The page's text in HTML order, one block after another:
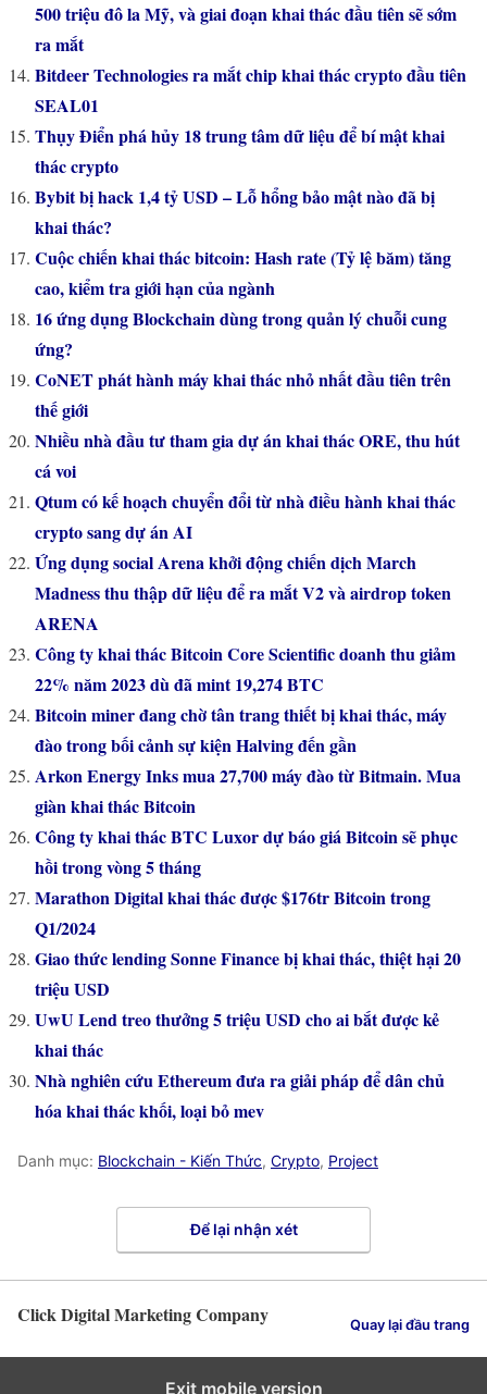
500 triệu đô la Mỹ, và giai đoạn khai thác đầu tiên sẽ sớm
ra mắt
Bitdeer Technologies ra mắt chip khai thác crypto đầu tiên
SEAL01
Thụy Điển phá hủy 18 trung tâm dữ liệu để bí mật khai
thác crypto
Bybit bị hack 1,4 tỷ USD – Lỗ hổng bảo mật nào đã bị
khai thác?
Cuộc chiến khai thác bitcoin: Hash rate (Tỷ lệ băm) tăng
cao, kiểm tra giới hạn của ngành
16 ứng dụng Blockchain dùng trong quản lý chuỗi cung
ứng?
CoNET phát hành máy khai thác nhỏ nhất đầu tiên trên
thế giới
Nhiều nhà đầu tư tham gia dự án khai thác ORE, thu hút
cá voi
Qtum có kế hoạch chuyển đổi từ nhà điều hành khai thác
crypto sang dự án AI
Ứng dụng social Arena khởi động chiến dịch March
Madness thu thập dữ liệu để ra mắt V2 và airdrop token
ARENA
Công ty khai thác Bitcoin Core Scientific doanh thu giảm
22% năm 2023 dù đã mint 19,274 BTC
Bitcoin miner đang chờ tân trang thiết bị khai thác, máy
đào trong bối cảnh sự kiện Halving đến gần
Arkon Energy Inks mua 27,700 máy đào từ Bitmain. Mua
giàn khai thác Bitcoin
Công ty khai thác BTC Luxor dự báo giá Bitcoin sẽ phục
hồi trong vòng 5 tháng
Marathon Digital khai thác được $176tr Bitcoin trong
Q1/2024
Giao thức lending Sonne Finance bị khai thác, thiệt hại 20
triệu USD
UwU Lend treo thưởng 5 triệu USD cho ai bắt được kẻ
khai thác
Nhà nghiên cứu Ethereum đưa ra giải pháp để dân chủ
hóa khai thác khối, loại bỏ mev
Danh mục: Blockchain - Kiến Thức, Crypto, Project
Để lại nhận xét
Click Digital Marketing Company Quay lại đầu trang
Exit mobile version